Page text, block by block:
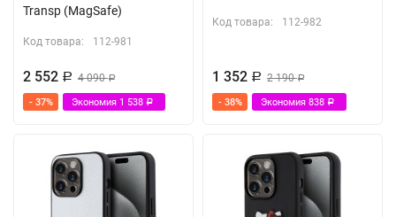
Transp (MagSafe)
Код товара: 112-981
2 552 Р 4 090Р
- 37% Экономия 1 538 Р
Код товара: 112-982
1 352 Р 2 190Р
- 38% Экономия 838 Р